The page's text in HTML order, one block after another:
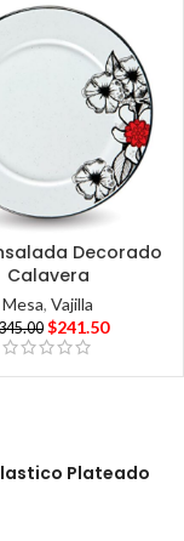
Decorado
Calavera
Mesa,Vajilla
$241.50
Plateado